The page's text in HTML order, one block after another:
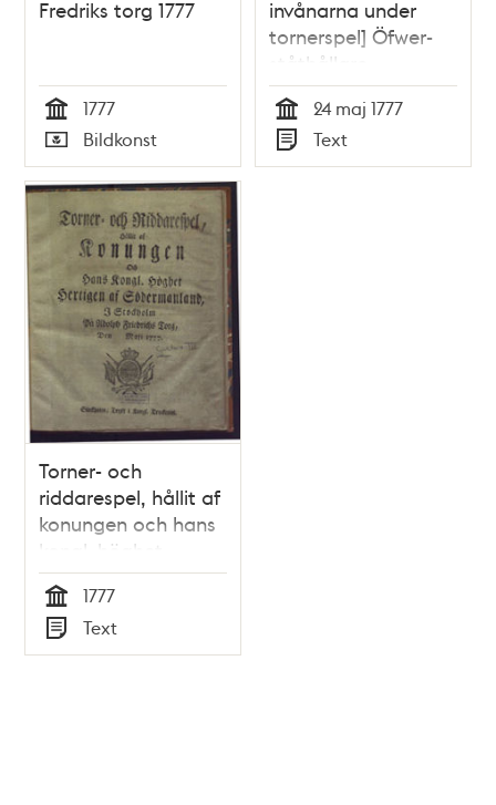
Fredriks torg 1777
Tid
1777
Typ
Bildkonst
invånarna under
tornerspel] Öfwer-
ståthållare-
embetets
kungörelse, om then
ordning, som bland
stadsens inwånare
Tid
24 maj 1777
Typ
Text
Torner- och
riddarespel, hållit af
konungen och hans
kongl. höghet
hertigen af
Södermanland, i
Stockholm på
Adolph Friedrichs
Tid
1777
Typ
Text